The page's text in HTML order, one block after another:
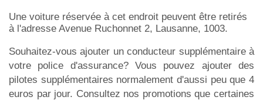
Une voiture réservée à cet endroit peuvent être retirés
à l'adresse Avenue Ruchonnet 2, Lausanne, 1003.
Souhaitez-vous ajouter un conducteur supplémentaire à
votre police d'assurance? Vous pouvez ajouter des
pilotes supplémentaires normalement d'aussi peu que 4
euros par jour. Consultez nos promotions que certaines